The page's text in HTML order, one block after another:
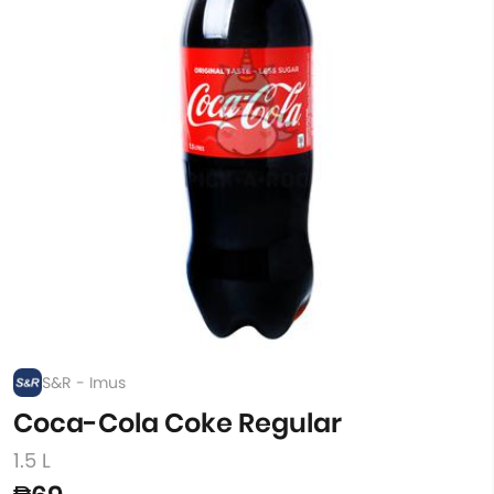
S&R - Imus
Coca-Cola Coke Regular
1.5 L